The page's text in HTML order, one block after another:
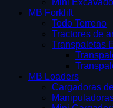
MB Forklift
Todo Terreno
Tractores de
Transpaletas
MB Loaders
Cargadoras